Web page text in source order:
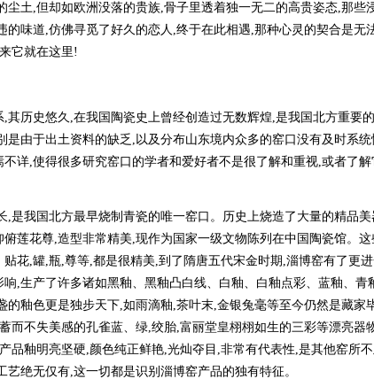
尘土,但却如欧洲没落的贵族,骨子里透着独一无二的高贵姿态,那些
的味道,仿佛寻觅了好久的恋人,终于在此相遇,那种心灵的契合是无
它就在这里!
历史悠久,在我国陶瓷史上曾经创造过无数辉煌,是我国北方重要
是由于出土资料的缺乏,以及分布山东境内众多的窑口没有及时系
详,使得很多研究窑口的学者和爱好者不是很了解和重视,或者了
我国北方最早烧制青瓷的唯一窑口。历史上烧造了大量的精品美
莲花尊,造型非常精美,现作为国家一级文物陈列在中国陶瓷馆。
花,罐,瓶,尊等,都是很精美,到了隋唐五代宋金时期,淄博窑有了更
,生产了许多诸如黑釉、黑釉凸白线、白釉、白釉点彩、蓝釉、青
的釉色更是独步天下,如雨滴釉,茶叶末,金银兔毫等至今仍然是藏家
而不失美感的孔雀蓝、绿,绞胎,富丽堂皇栩栩如生的三彩等漂亮器
品釉明亮坚硬,颜色纯正鲜艳,光灿夺目,非常有代表性,是其他窑所
绝无仅有,这一切都是识别淄博窑产品的独有特征。